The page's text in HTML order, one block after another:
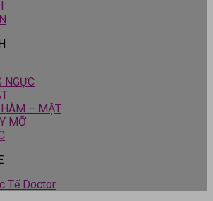
NGỰC
– MẶT
MỠ
Tế Doctor